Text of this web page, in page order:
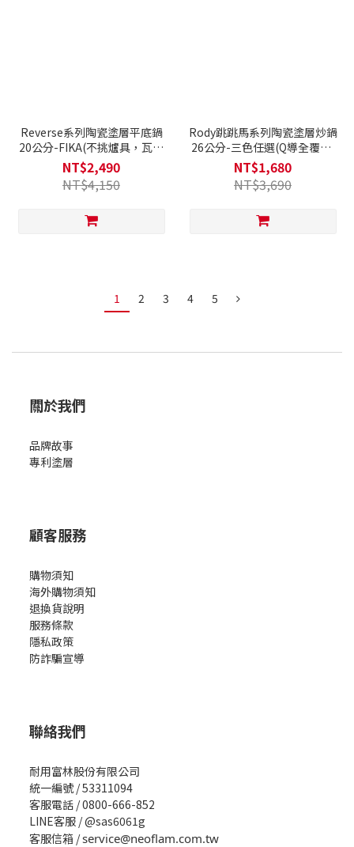
Reverse系列陶瓷塗層平底鍋
20公分-FIKA(不挑爐具，瓦斯
爐電磁爐可用)
NT$2,490
NT$4,150
Rody跳跳馬系列陶瓷塗層炒鍋
26公分-三色任選(Q導全覆底/
不挑爐具，瓦斯爐電磁爐可用)
NT$1,680
NT$3,690
1 2 3 4 5
關於我們
品牌故事
專利塗層
顧客服務
購物須知
海外購物須知
退換貨說明
服務條款
隱私政策
防詐騙宣導
聯絡我們
耐用富林股份有限公司
統一編號 / 53311094
客服電話 / 0800-666-852
LINE客服 / @sas6061g
客服信箱 /service@neoflam.com.tw